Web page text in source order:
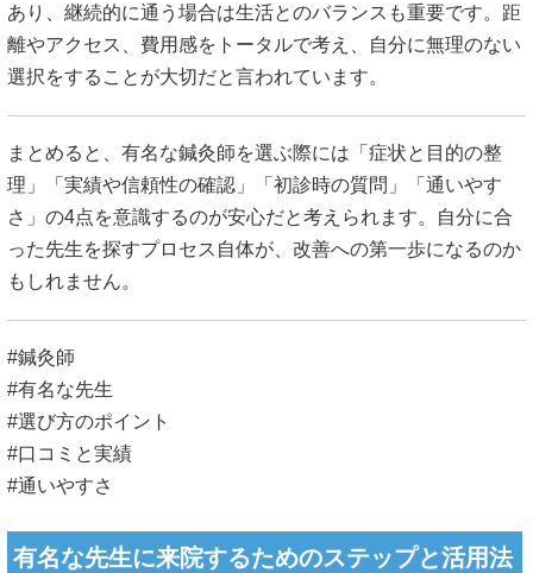
あり、継続的に通う場合は生活とのバランスも重要です。距
離やアクセス、費用感をトータルで考え、自分に無理のない
選択をすることが大切だと言われています。
まとめると、有名な鍼灸師を選ぶ際には「症状と目的の整
理」「実績や信頼性の確認」「初診時の質問」「通いやす
さ」の4点を意識するのが安心だと考えられます。自分に合
った先生を探すプロセス自体が、改善への第一歩になるのか
もしれません。
#鍼灸師
#有名な先生
#選び方のポイント
#口コミと実績
#通いやすさ
有名な先生に来院するためのステップと活用法